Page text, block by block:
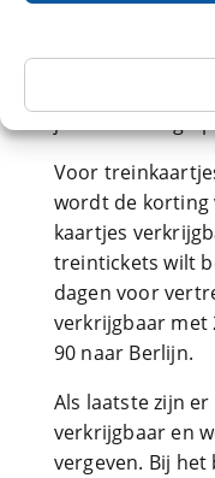
boeken. 180
vanaf € 38
Berlin Hbf voor
Voor
wordt de korting
kaartjes
treintickets wilt
dagen voor
verkrijgbaar met
90 naar Berlijn.
Als laatste zijn
verkrijgbaar en
vergeven. Bij